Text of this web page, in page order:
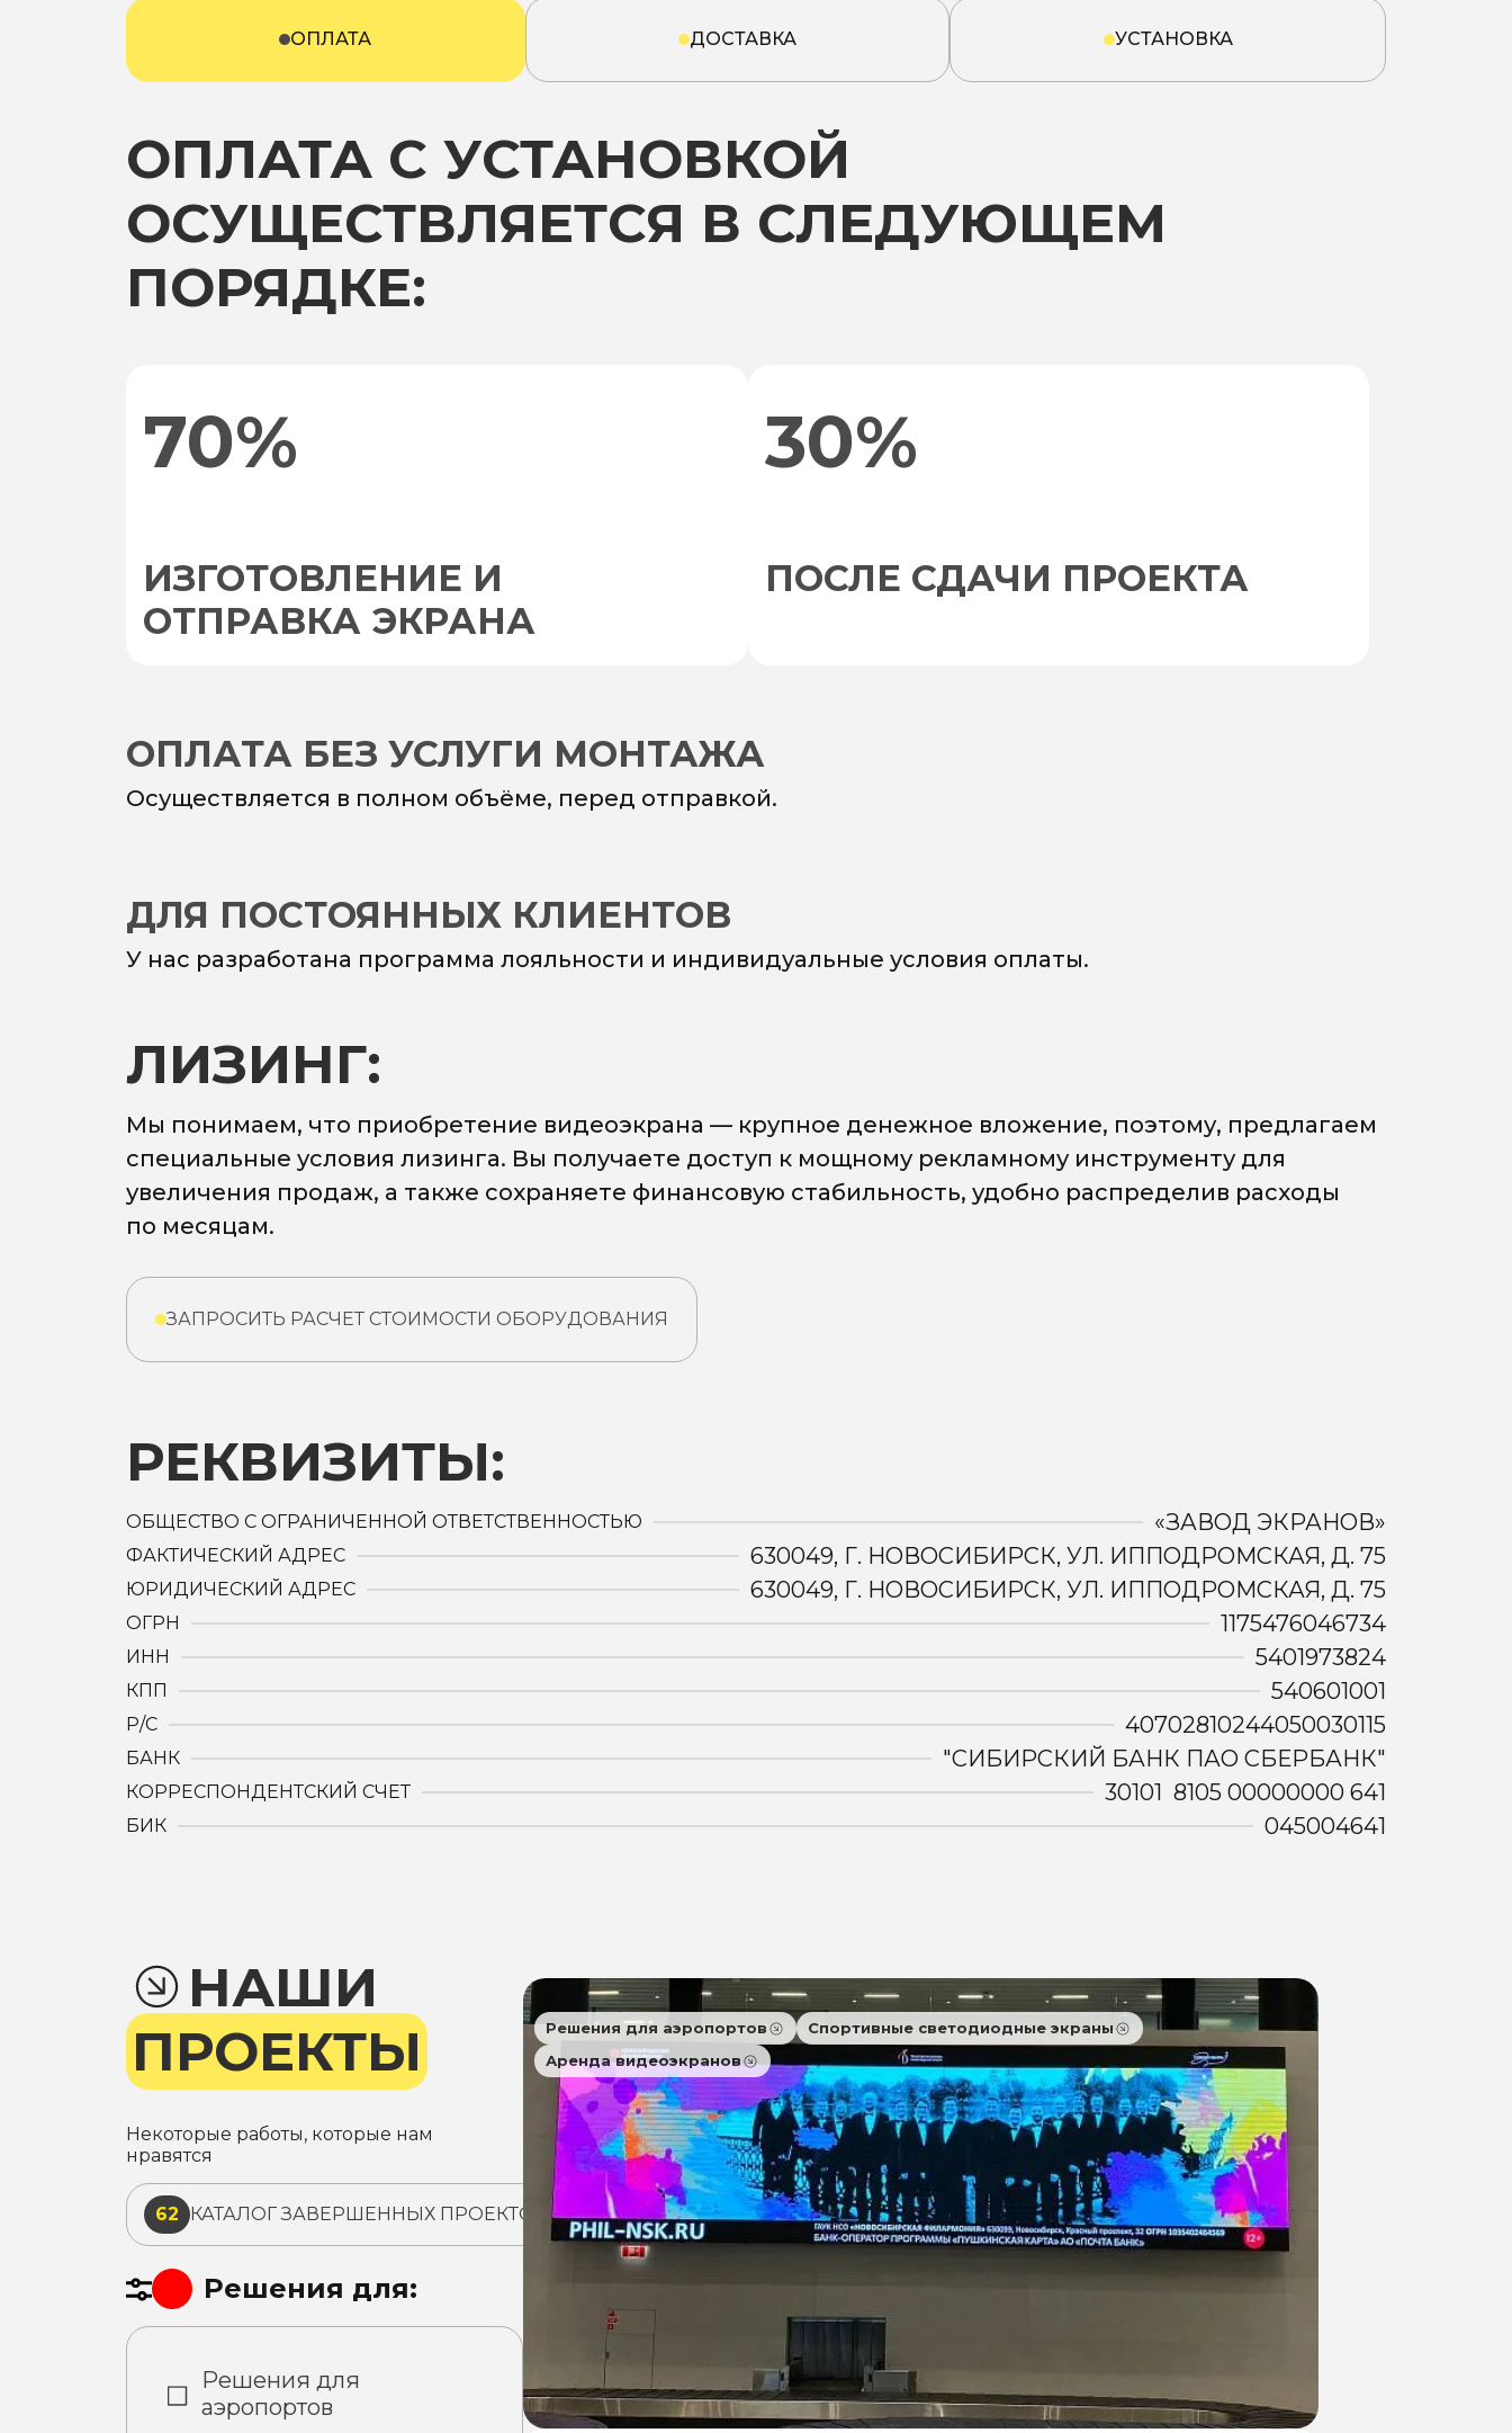
ОПЛАТА ДОСТАВКА УСТАНОВКА
ОПЛАТА С УСТАНОВКОЙ
ОСУЩЕСТВЛЯЕТСЯ В СЛЕДУЮЩЕМ
ПОРЯДКЕ:
70%
ИЗГОТОВЛЕНИЕ И
ОТПРАВКА ЭКРАНА
30%
ПОСЛЕ СДАЧИ ПРОЕКТА
ОПЛАТА БЕЗ УСЛУГИ МОНТАЖА
Осуществляется в полном объёме, перед отправкой.
ДЛЯ ПОСТОЯННЫХ КЛИЕНТОВ
У нас разработана программа лояльности и индивидуальные условия оплаты.
ЛИЗИНГ:
Мы понимаем, что приобретение видеоэкрана — крупное денежное вложение, поэтому, предлагаем
специальные условия лизинга. Вы получаете доступ к мощному рекламному инструменту для
увеличения продаж, а также сохраняете финансовую стабильность, удобно распределив расходы
по месяцам.
ЗАПРОСИТЬ РАСЧЕТ СТОИМОСТИ ОБОРУДОВАНИЯ
РЕКВИЗИТЫ:
ОБЩЕСТВО С ОГРАНИЧЕННОЙ ОТВЕТСТВЕННОСТЬЮ «ЗАВОД ЭКРАНОВ»
ФАКТИЧЕСКИЙ АДРЕС 630049, Г. НОВОСИБИРСК, УЛ. ИППОДРОМСКАЯ, Д. 75
ЮРИДИЧЕСКИЙ АДРЕС 630049, Г. НОВОСИБИРСК, УЛ. ИППОДРОМСКАЯ, Д. 75
ОГРН 1175476046734
ИНН 5401973824
КПП 540601001
Р/С 40702810244050030115
БАНК "СИБИРСКИЙ БАНК ПАО СБЕРБАНК"
КОРРЕСПОНДЕНТСКИЙ СЧЕТ 30101 8105 00000000 641
БИК 045004641
НАШИ
ПРОЕКТЫ
Некоторые работы, которые нам
нравятся
62 КАТАЛОГ ЗАВЕРШЕННЫХ ПРОЕКТОВ
Решения для:
Решения для
аэропортов
Решения для аэропортов
Спортивные светодиодные экраны
Аренда видеоэкранов